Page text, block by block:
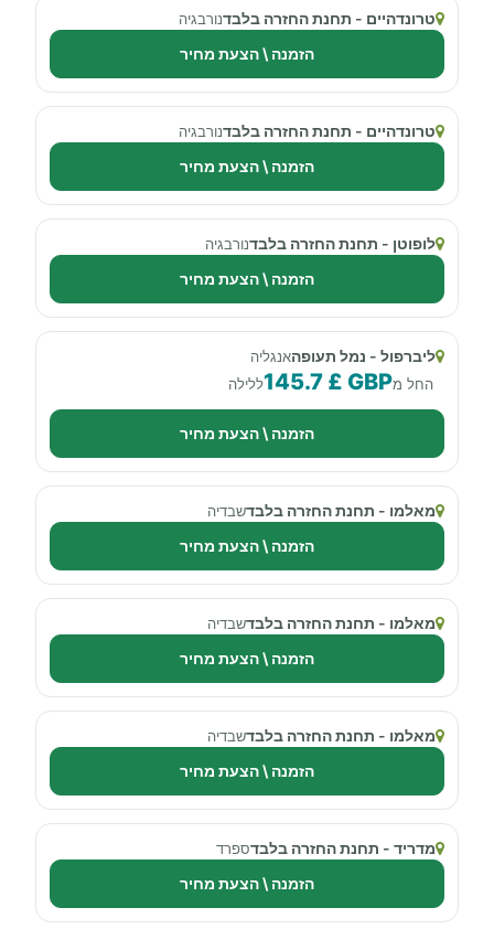
טרונדהיים - תחנת החזרה בלבדנורבגיה
הזמנה \ הצעת מחיר
טרונדהיים - תחנת החזרה בלבדנורבגיה
הזמנה \ הצעת מחיר
לופוטן - תחנת החזרה בלבדנורבגיה
הזמנה \ הצעת מחיר
ליברפול - נמל תעופהאנגליה
החל מ145.7 £ GBPללילה
הזמנה \ הצעת מחיר
מאלמו - תחנת החזרה בלבדשבדיה
הזמנה \ הצעת מחיר
מאלמו - תחנת החזרה בלבדשבדיה
הזמנה \ הצעת מחיר
מאלמו - תחנת החזרה בלבדשבדיה
הזמנה \ הצעת מחיר
מדריד - תחנת החזרה בלבדספרד
הזמנה \ הצעת מחיר